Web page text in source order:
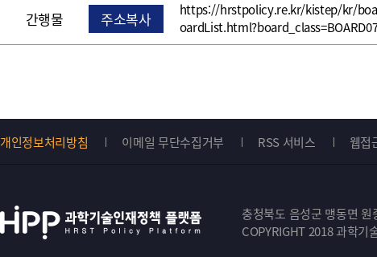
간행물 주소복사
https://hrstpolicy.re.kr/kistep/kr/
튼
개인정보처리방침 이메일 무단수집거부 RSS 서비스 웹접
충청북도 음성군 맹동면
COPYRIGHT 2018 과학기